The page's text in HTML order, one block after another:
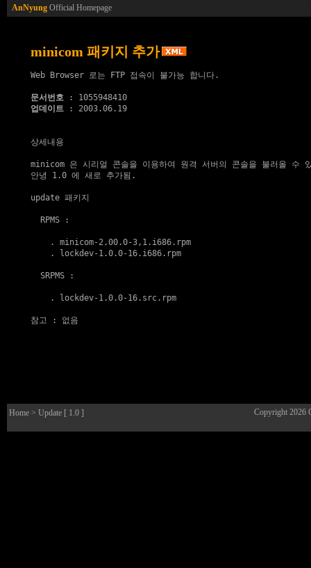
AnNyung Official Homepage
minicom 패키지 추가
Web Browser 로는 FTP 접속이 불가능 합니다.
문서번호
업데이트 : 2003.06.19
상세내용
minicom 은 시리얼 콘솔을 이용하여 원격 서버의 콘솔을 불러올 수
안녕 1.0 에 새로 추가됨.
update 패키지
  RPMS :
    .
minicom-2.00.0-3,1.i686.rpm
    .
lockdev-1.0.0-16.i686.rpm
  SRPMS :
    .
lockdev-1.0.0-16.src.rpm
참고 : 없음
Home > Update [ 1.0 ] Copyright 2026